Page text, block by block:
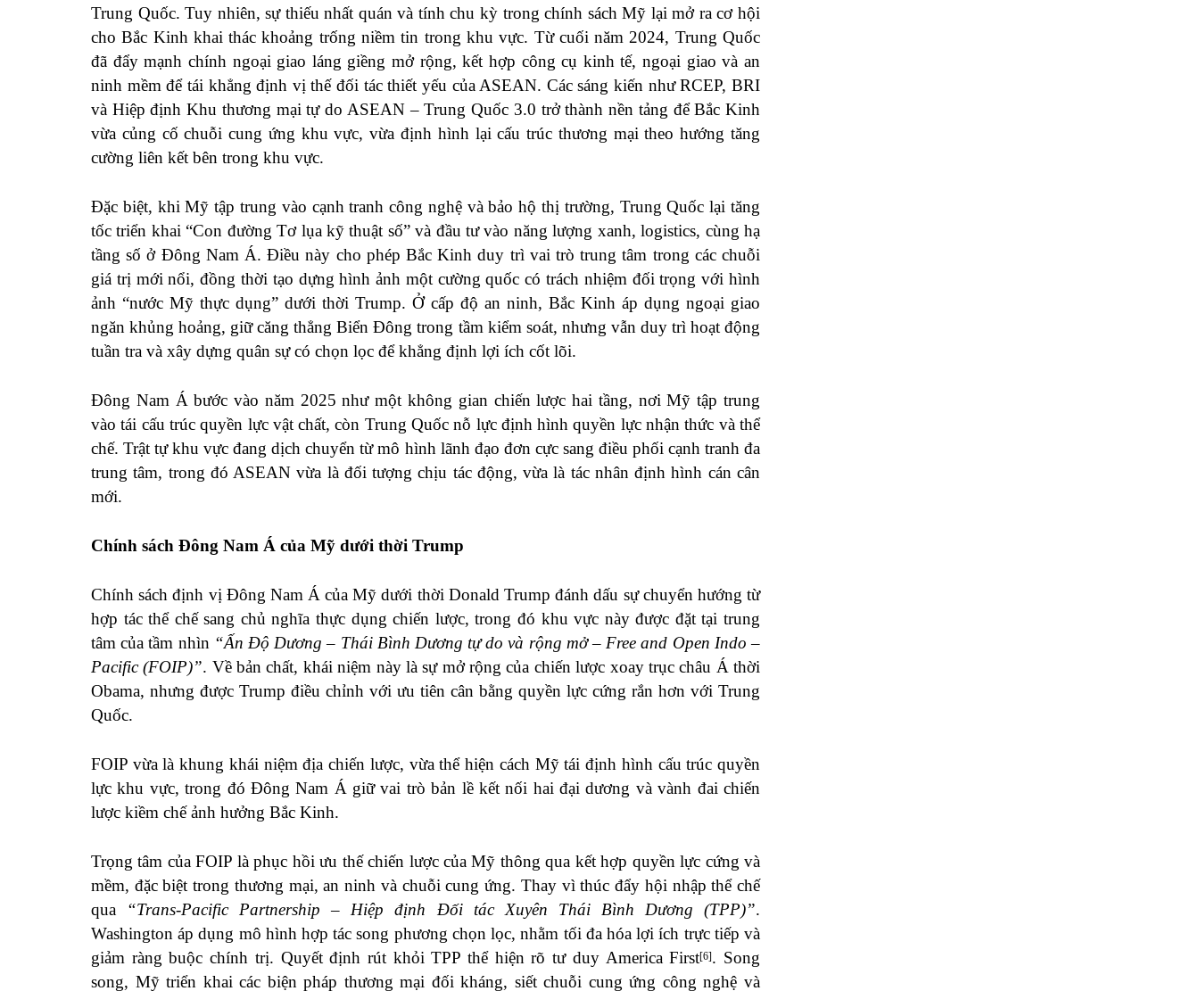
Trung Quốc. Tuy nhiên, sự thiếu nhất quán và tính chu kỳ trong chính sách Mỹ lại mở ra cơ hội
cho Bắc Kinh khai thác khoảng trống niềm tin trong khu vực. Từ cuối năm 2024, Trung Quốc
đã đẩy mạnh chính ngoại giao láng giềng mở rộng, kết hợp công cụ kinh tế, ngoại giao và an
ninh mềm để tái khẳng định vị thế đối tác thiết yếu của ASEAN. Các sáng kiến như RCEP, BRI
và Hiệp định Khu thương mại tự do ASEAN – Trung Quốc 3.0 trở thành nền tảng để Bắc Kinh
vừa củng cố chuỗi cung ứng khu vực, vừa định hình lại cấu trúc thương mại theo hướng tăng
cường liên kết bên trong khu vực.
Đặc biệt, khi Mỹ tập trung vào cạnh tranh công nghệ và bảo hộ thị trường, Trung Quốc lại tăng
tốc triển khai “Con đường Tơ lụa kỹ thuật số” và đầu tư vào năng lượng xanh, logistics, cùng hạ
tầng số ở Đông Nam Á. Điều này cho phép Bắc Kinh duy trì vai trò trung tâm trong các chuỗi
giá trị mới nổi, đồng thời tạo dựng hình ảnh một cường quốc có trách nhiệm đối trọng với hình
ảnh “nước Mỹ thực dụng” dưới thời Trump. Ở cấp độ an ninh, Bắc Kinh áp dụng ngoại giao
ngăn khủng hoảng, giữ căng thẳng Biển Đông trong tầm kiểm soát, nhưng vẫn duy trì hoạt động
tuần tra và xây dựng quân sự có chọn lọc để khẳng định lợi ích cốt lõi.
Đông Nam Á bước vào năm 2025 như một không gian chiến lược hai tầng, nơi Mỹ tập trung
vào tái cấu trúc quyền lực vật chất, còn Trung Quốc nỗ lực định hình quyền lực nhận thức và thể
chế. Trật tự khu vực đang dịch chuyển từ mô hình lãnh đạo đơn cực sang điều phối cạnh tranh đa
trung tâm, trong đó ASEAN vừa là đối tượng chịu tác động, vừa là tác nhân định hình cán cân
mới.
Chính sách Đông Nam Á của Mỹ dưới thời Trump
Chính sách định vị Đông Nam Á của Mỹ dưới thời Donald Trump đánh dấu sự chuyển hướng từ
hợp tác thể chế sang chủ nghĩa thực dụng chiến lược, trong đó khu vực này được đặt tại trung
tâm của tầm nhìn “Ấn Độ Dương – Thái Bình Dương tự do và rộng mở – Free and Open Indo –
Pacific (FOIP)”. Về bản chất, khái niệm này là sự mở rộng của chiến lược xoay trục châu Á thời
Obama, nhưng được Trump điều chỉnh với ưu tiên cân bằng quyền lực cứng rắn hơn với Trung
Quốc.
FOIP vừa là khung khái niệm địa chiến lược, vừa thể hiện cách Mỹ tái định hình cấu trúc quyền
lực khu vực, trong đó Đông Nam Á giữ vai trò bản lề kết nối hai đại dương và vành đai chiến
lược kiềm chế ảnh hưởng Bắc Kinh.
Trọng tâm của FOIP là phục hồi ưu thế chiến lược của Mỹ thông qua kết hợp quyền lực cứng và
mềm, đặc biệt trong thương mại, an ninh và chuỗi cung ứng. Thay vì thúc đẩy hội nhập thể chế
qua “Trans-Pacific Partnership – Hiệp định Đối tác Xuyên Thái Bình Dương (TPP)”.
Washington áp dụng mô hình hợp tác song phương chọn lọc, nhằm tối đa hóa lợi ích trực tiếp và
giảm ràng buộc chính trị. Quyết định rút khỏi TPP thể hiện rõ tư duy America First[6]. Song
song, Mỹ triển khai các biện pháp thương mại đối kháng, siết chuỗi cung ứng công nghệ và